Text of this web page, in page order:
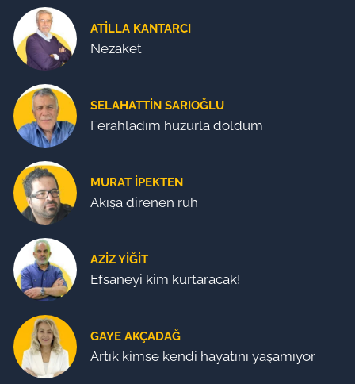
ATILLA KANTARCI
Nezaket
SELAHATTIN SARIOĞLU
Ferahladım huzurla doldum
MURAT İPEKTEN
Akışa direnen ruh
AZIZ YIĞIT
Efsaneyi kim kurtaracak!
GAYE AKÇADAĞ
Artık kimse kendi hayatını yaşamıyor